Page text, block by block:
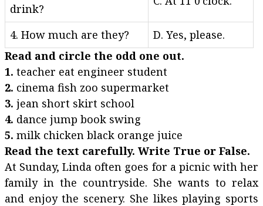
drink?
4. How much are they?
D. Yes, please.
Read and circle the odd one out.
1. teacher eat engineer student
2. cinema fish zoo supermarket
3. jean short skirt school
4. dance jump book swing
5. milk chicken black orange juice
Read the text carefully. Write True or False.
At Sunday, Linda often goes for a picnic with her
family in the countryside. She wants to relax
and enjoy the scenery. She likes playing sports